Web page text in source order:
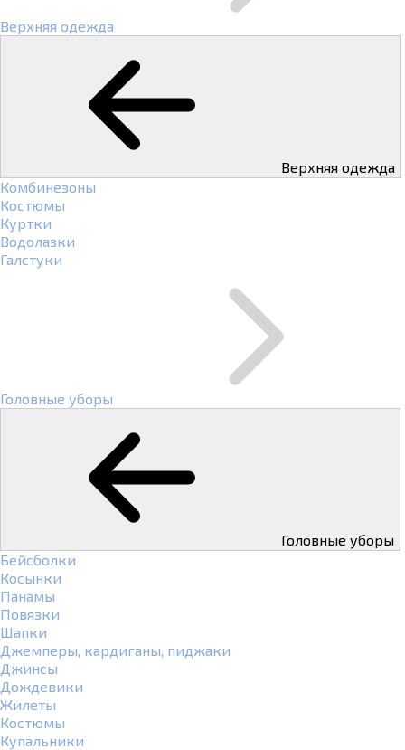
Верхняя одежда
Верхняя одежда
Комбинезоны
Костюмы
Куртки
Водолазки
Галстуки
Головные уборы
Головные уборы
Бейсболки
Косынки
Панамы
Повязки
Шапки
Джемперы, кардиганы, пиджаки
Джинсы
Дождевики
Жилеты
Костюмы
Купальники